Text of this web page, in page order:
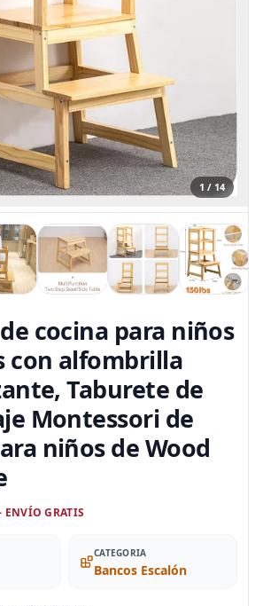
1 / 14
cocina para niños
con alfombrilla
Taburete de
Montessori de
niños de Wood
ENVÍO GRATIS
CATEGORIA
Bancos Escalón